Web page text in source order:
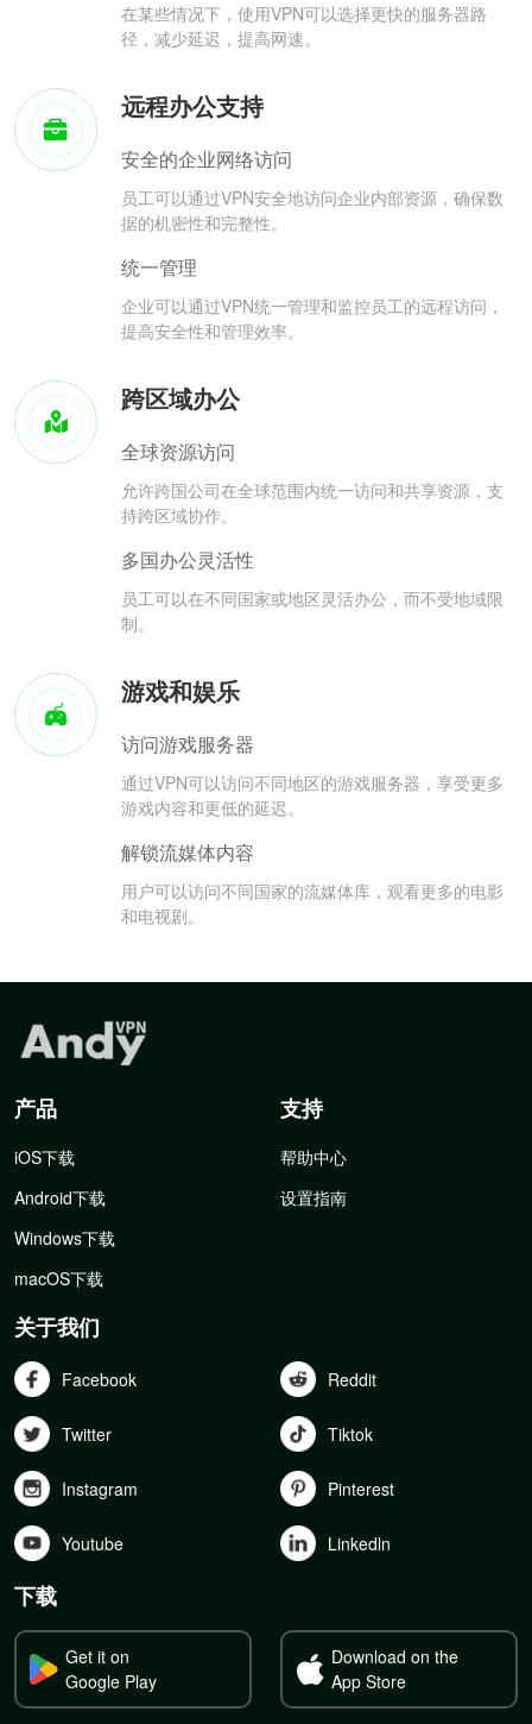
在某些情况下，使用VPN可以选择更快的服务器路
径，减少延迟，提高网速。
远程办公支持
安全的企业网络访问
员工可以通过VPN安全地访问企业内部资源，确保数
据的机密性和完整性。
统一管理
企业可以通过VPN统一管理和监控员工的远程访问，
提高安全性和管理效率。
跨区域办公
全球资源访问
允许跨国公司在全球范围内统一访问和共享资源，支
持跨区域协作。
多国办公灵活性
员工可以在不同国家或地区灵活办公，而不受地域限
制。
游戏和娱乐
访问游戏服务器
通过VPN可以访问不同地区的游戏服务器，享受更多
游戏内容和更低的延迟。
解锁流媒体内容
用户可以访问不同国家的流媒体库，观看更多的电影
和电视剧。
产品
iOS下载
Android下载
Windows下载
macOS下载
支持
帮助中心
设置指南
关于我们
Facebook Reddit
Twitter Tiktok
Instagram Pinterest
Youtube Linkedln
下载
Get it on
Google Play
Download on the
App Store